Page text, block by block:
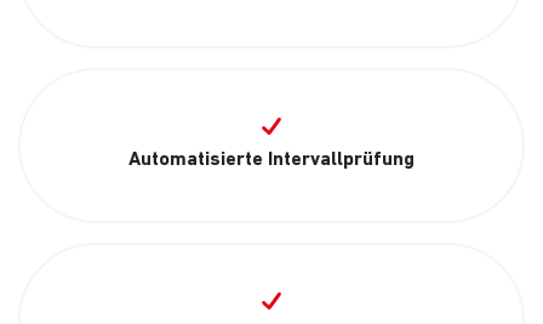
Automatisierte Intervallprüfung